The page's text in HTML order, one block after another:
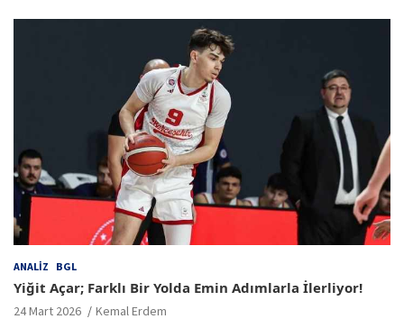
ANALIZ BGL
Yiğit Açar; Farklı Bir Yolda Emin Adımlarla İlerliyor!
24 Mart 2026 Kemal Erdem